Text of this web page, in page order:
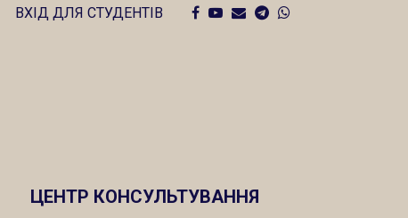
Facebook
Youtube
EmailTelegram
ВХІД ДЛЯ СТУДЕНТІВ
ЦЕНТР КОНСУЛЬТУВАННЯ